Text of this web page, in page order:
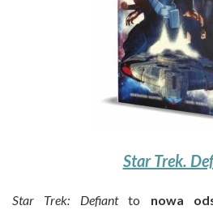
Star Trek.
Star Trek: Defiantto nowa